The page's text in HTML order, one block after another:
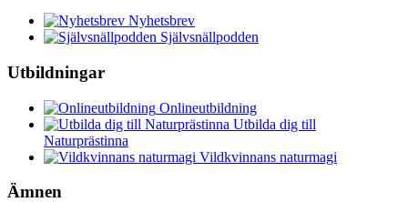
Nyhetsbrev
Självsnällpodden
Utbildningar
Onlineutbildning
Utbilda dig till
Naturprästinna
Vildkvinnans naturmagi
Ämnen